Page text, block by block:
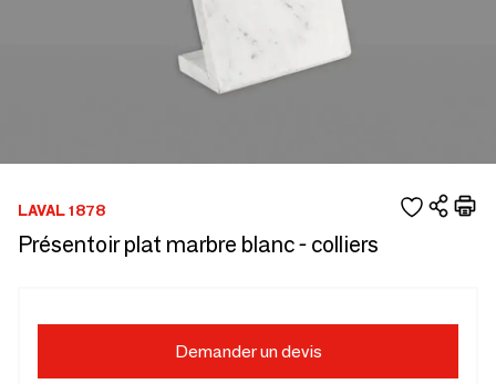
LAVAL 1878
Présentoir plat marbre blanc - colliers
Demander un devis